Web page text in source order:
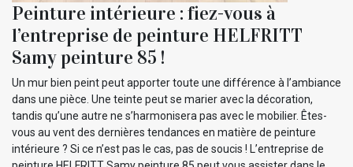
Peinture intérieure : fiez-vous à
l’entreprise de peinture HELFRITT
Samy peinture 85 !
Un mur bien peint peut apporter toute une différence à l’ambiance
dans une pièce. Une teinte peut se marier avec la décoration,
tandis qu’une autre ne s’harmonisera pas avec le mobilier. Êtes-
vous au vent des dernières tendances en matière de peinture
intérieure ? Si ce n’est pas le cas, pas de soucis ! L’entreprise de